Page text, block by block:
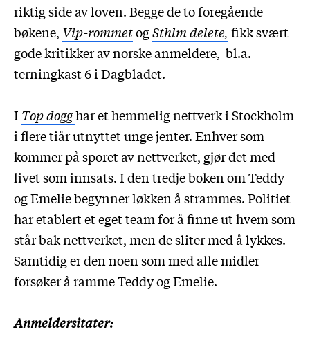
riktig side av loven. Begge de to foregående
bøkene, Vip-rommetogSthlm delete, fikk svært
gode kritikker av norske anmeldere, bl.a.
terningkast 6 i Dagbladet.
I Top dogghar et hemmelig nettverk i Stockholm
i flere tiår utnyttet unge jenter. Enhver som
kommer på sporet av nettverket, gjør det med
livet som innsats. I den tredje boken om Teddy
og Emelie begynner løkken å strammes. Politiet
har etablert et eget team for å finne ut hvem som
står bak nettverket, men de sliter med å lykkes.
Samtidig er den noen som med alle midler
forsøker å ramme Teddy og Emelie.
Anmeldersitater: